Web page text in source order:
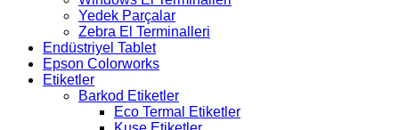
Yedek Parçalar
Zebra El Terminalleri
Endüstriyel Tablet
Epson Colorworks
Etiketler
Barkod Etiketler
Eco Termal Etiketler